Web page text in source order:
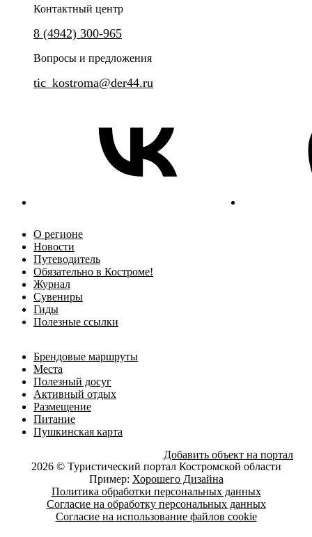
Контактный центр
8 (4942) 300-965
Вопросы и предложения
tic_kostroma@der44.ru
О регионе
Новости
Путеводитель
Обязательно в Костроме!
Журнал
Сувениры
Гиды
Полезные ссылки
Брендовые маршруты
Места
Полезный досуг
Активный отдых
Размещение
Питание
Пушкинская карта
Добавить объект на портал
2026 © Туристический портал Костромской области
Пример: Хорошего Дизайна
Политика обработки персональных данных
Согласие на обработку персональных данных
Согласие на использование файлов cookie